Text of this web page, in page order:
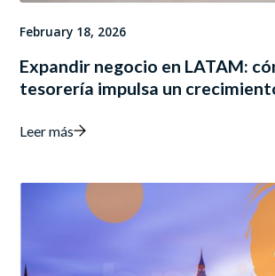
February 18, 2026
Expandir negocio en LATAM:
tesorería impulsa un
Leer más